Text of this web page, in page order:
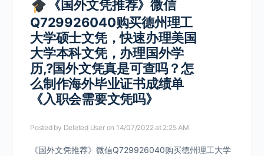
《国外文凭推荐》微信
Q729926040购买德州理工
大学硕士文凭，快速办理美国
大学本科文凭，办理国外学
历,?国外文凭真是可查吗？怎
么制作海外毕业证书成绩单
《入职会需要文凭吗》
Posted by Deleted User on 14/07/2022 at 2:25 AM
《国外文凭推荐》微信Q729926040购买德州理工大学